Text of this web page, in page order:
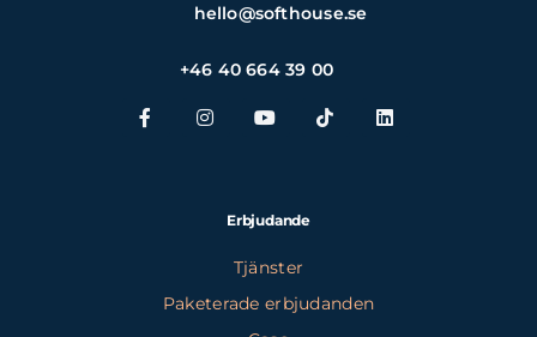
hello@softhouse.se
+46 40 664 39 00
Erbjudande
Tjänster
Paketerade erbjudanden